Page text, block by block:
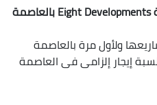
بعد النجاح المميز لمشاريع شركة Eight Developments بالعاصمة
ولأول مرة بالعاصمة
إيجار إلزامى فى العاصمة